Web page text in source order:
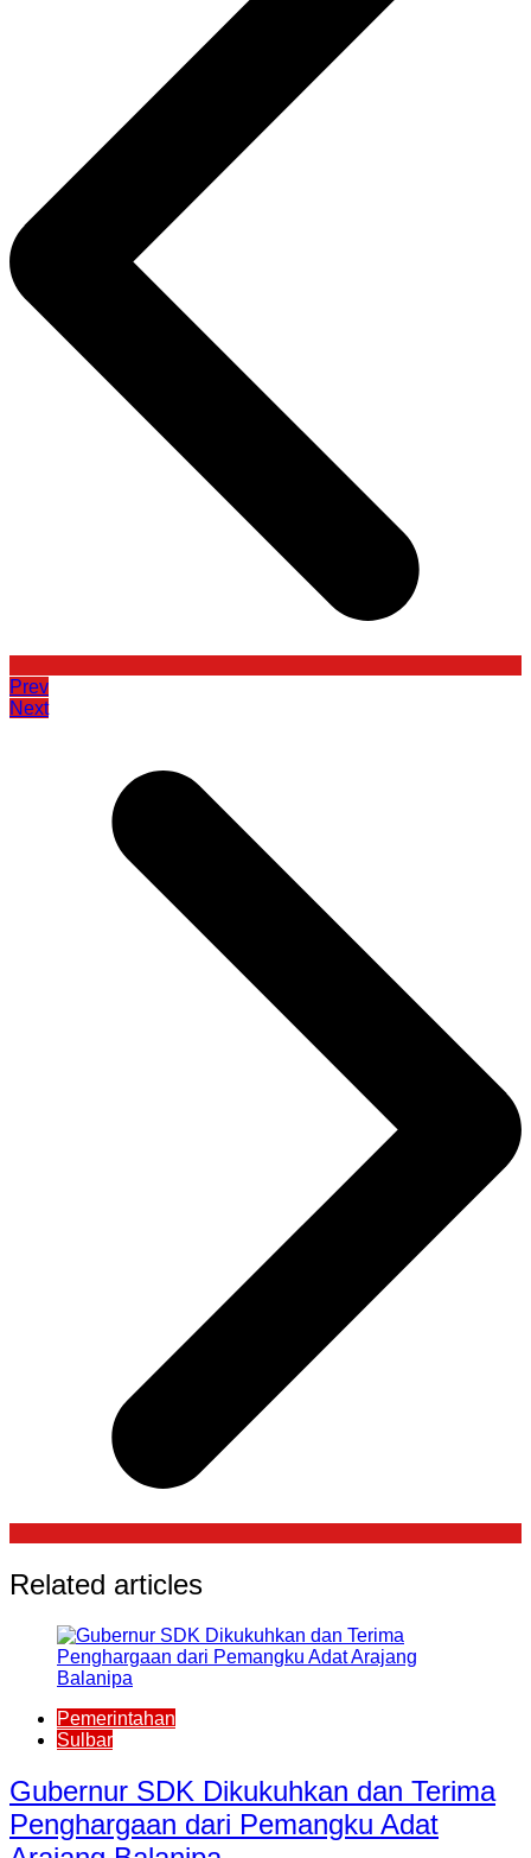
Prev
Next
Related articles
Pemerintahan
Sulbar
Gubernur SDK Dikukuhkan dan Terima
Penghargaan dari Pemangku Adat